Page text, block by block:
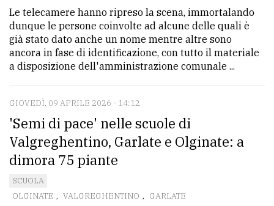
Le telecamere hanno ripreso la scena, immortalando
dunque le persone coinvolte ad alcune delle quali è
già stato dato anche un nome mentre altre sono
ancora in fase di identificazione, con tutto il materiale
a disposizione dell'amministrazione comunale ...
GIOVEDÌ, 09 APRILE 2026 - 14:12
'Semi di pace' nelle scuole di
Valgreghentino, Garlate e Olginate: a
dimora 75 piante
SCUOLA
OLGINATE , VALGREGHENTINO , GARLATE